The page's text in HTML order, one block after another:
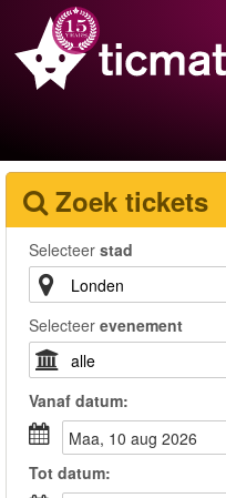
Zoek tickets
Selecteer stad
Selecteer evenement
Vanaf datum:
maa, 10 aug 2026
Tot datum: